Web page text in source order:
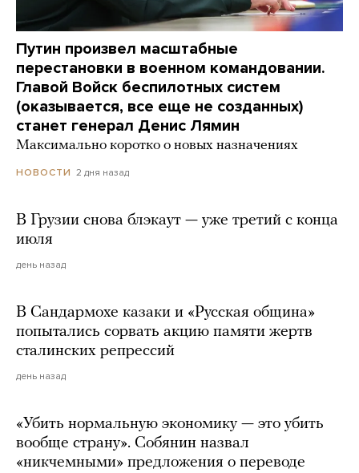
Путин произвел масштабные
перестановки в военном командовании.
Главой Войск беспилотных систем
(оказывается, все еще не созданных)
станет генерал Денис Лямин
Максимально коротко о новых назначениях
НОВОСТИ 2 дня назад
В Грузии снова блэкаут — уже третий с конца
июля
день назад
В Сандармохе казаки и «Русская община»
попытались сорвать акцию памяти жертв
сталинских репрессий
день назад
«Убить нормальную экономику — это убить
вообще страну». Собянин назвал
«никчемными» предложения о переводе